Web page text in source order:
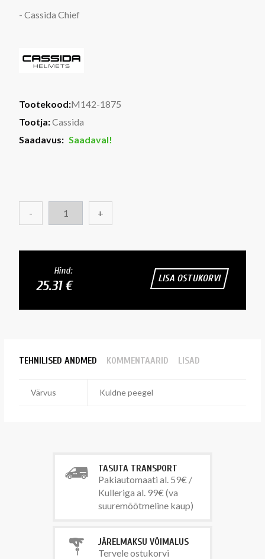
- Cassida Chief
Tootekood:M142-1875
Tootja:Cassida
Saadavus: Saadaval!
- +
Hind:
25.31 € LISA OSTUKORVI
TEHNILISED ANDMED KOMMENTAARID LISAD
Värvus Kuldne peegel
TASUTA TRANSPORT
Pakiautomaati al. 59€ /
Kulleriga al. 99€ (va
suuremõõtmeline kaup)
JÄRELMAKSU VÕIMALUS
Tervele ostukorvi